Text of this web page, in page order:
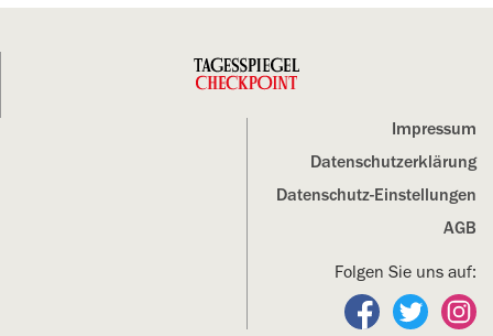
Impressum
Datenschutz­erklärung
Datenschutz-Einstellungen
AGB
Folgen Sie uns auf:
Folgen Sie